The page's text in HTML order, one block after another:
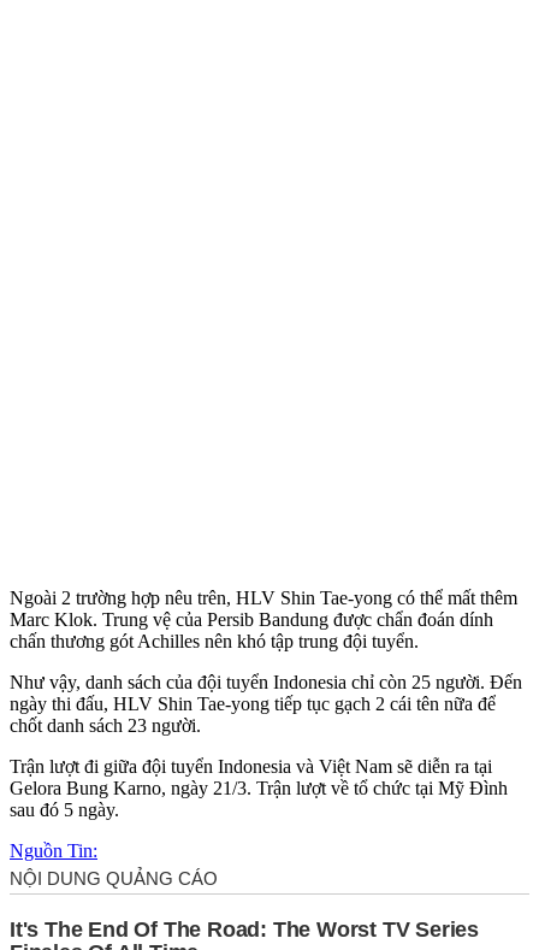
Ngoài 2 trường hợp nêu trên, HLV Shin Tae-yong có thể mất thêm
Marc Klok. Trung vệ của Persib Bandung được chẩn đoán dính
chấn thương gót Achilles nên khó tập trung đội tuyển.
Như vậy, danh sách của đội tuyển Indonesia chỉ còn 25 người. Đến
ngày thi đấu, HLV Shin Tae-yong tiếp tục gạch 2 cái tên nữa để
chốt danh sách 23 người.
Trận lượt đi giữa đội tuyển Indonesia và Việt Nam sẽ diễn ra tại
Gelora Bung Karno, ngày 21/3. Trận lượt về tổ chức tại Mỹ Đình
sau đó 5 ngày.
Nguồn Tin: